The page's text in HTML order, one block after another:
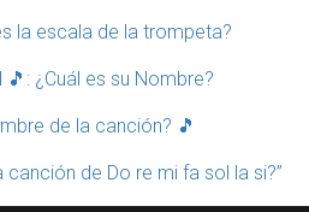
la escala de la trompeta?
¿Cuál es su Nombre?
de la canción? 🎵
canción de Do re mi fa sol la si?”